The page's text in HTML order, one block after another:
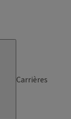
Carrières